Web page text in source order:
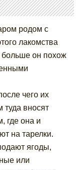
родом с
лакомства
больше он похож
чего их
туда вносят
где она и
на тарелки.
ягоды,
или